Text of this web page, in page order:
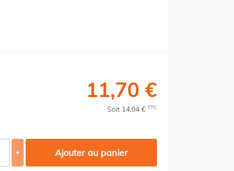
11,70 €
Soit 14,04 € TTC
+ Ajouter au panier